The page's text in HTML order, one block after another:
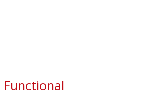
Functional